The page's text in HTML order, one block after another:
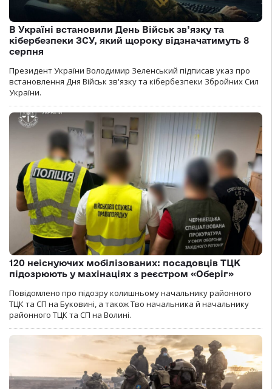
В Україні встановили День Військ зв’язку та
кібербезпеки ЗСУ, який щороку відзначатимуть 8
серпня
Президент України Володимир Зеленський підписав указ про
встановлення Дня Військ зв'язку та кібербезпеки Збройних Сил
України.
120 неіснуючих мобілізованих: посадовців ТЦК
підозрюють у махінаціях з реєстром «Оберіг»
Повідомлено про підозру колишньому начальнику районного
ТЦК та СП на Буковині, а також Тво начальника й начальнику
районного ТЦК та СП на Волині.